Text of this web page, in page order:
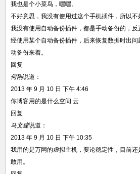
我也是个小菜鸟，嘿嘿。
不好意思，我没有使用过这个手机插件，所以不
我没有使用自动备份插件，都是手动备份的，
经使用某个自动备份插件，后来恢复数据时出
动备份来着。
回复
何刚说道：
2013 年 9 月 10 日 下午 4:46
你博客用的是什么空间 云
回复
马文建说道：
2013 年 9 月 10 日 下午 10:35
我用的是万网的虚拟主机，要论稳定性，目前
敢用。